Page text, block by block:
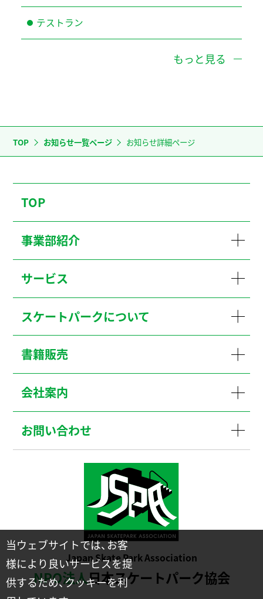
テストラン
もっと見る
TOP お知らせ一覧ページ お知らせ詳細ページ
Japan Skate Park Association
NPO法人日本スケートパーク協会
TOP
事業部紹介
サービス
スケートパークについて
書籍販売
会社案内
お問い合わせ
当ウェブサイトでは、お客
様により良いサービスを提
供するため、クッキーを利